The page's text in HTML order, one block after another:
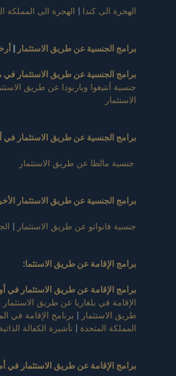
الهجرة الى كندا | الهجرة الى المملكة
برامج الجنسية عن طريق الاستثمار |
برامج الجنسية عن طريق الاستثمار في
جنسية أنتيغوا وباربودا عن طريق
الاستثمار
برامج الجنسية عن طريق الاستثمار في
جنسية مالطا عن طريق الاستثمار
برامج الجنسية عن طريق الاستثمار
جنسية فانواتو عن طريق الاستثمار |
برامج الإقامة عن طريق الاستثما:
برامج الإقامة عن طريق الاستثمار في
الإقامة في بلغاريا عن طريق الاستثمار
طريق الاستثمار | برنامج الإقامة في
المملكة المتحدة | تأشيرة الكفالة
برامج الإقامة عن طريق الاستثمار في